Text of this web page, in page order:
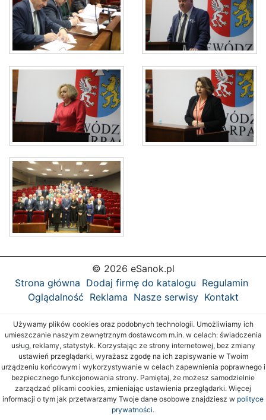
© 2026 eSanok.pl
Strona główna Dodaj firmę do katalogu Regulamin
Oglądalność Reklama Nasze serwisy Kontakt
Używamy plików cookies oraz podobnych technologii. Umożliwiamy ich
umieszczanie naszym zewnętrznym dostawcom m.in. w celach: świadczenia
usług, reklamy, statystyk. Korzystając ze strony internetowej, bez zmiany
ustawień przeglądarki, wyrażasz zgodę na ich zapisywanie w Twoim
urządzeniu końcowym i wykorzystywanie w celach zapewnienia poprawnego i
bezpiecznego funkcjonowania strony. Pamiętaj, że możesz samodzielnie
zarządzać plikami cookies, zmieniając ustawienia przeglądarki. Więcej
informacji o tym jak przetwarzamy Twoje dane osobowe znajdziesz w polityce
prywatności.